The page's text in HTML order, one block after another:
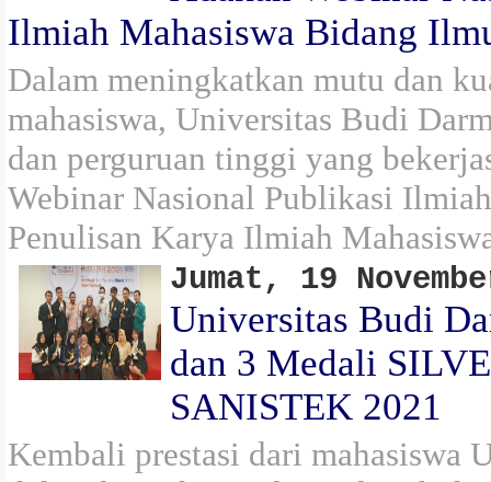
Ilmiah Mahasiswa Bidang
Dalam meningkatkan mutu dan
mahasiswa, Universitas Budi
dan perguruan tinggi yang
Webinar Nasional Publikasi
Penulisan Karya Ilmiah
Jumat, 19
Universitas Budi
dan 3 Medali
SANISTEK 2021
Kembali prestasi dari mahasiswa